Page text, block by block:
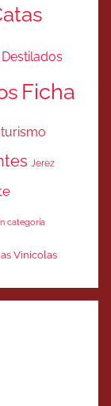
Destilados
Ficha
Jerez
categoría
Vinicolas